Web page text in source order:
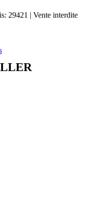
29421 | Vente interdite